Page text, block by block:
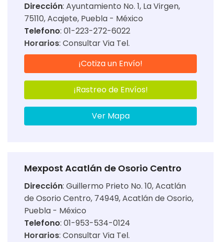
Dirección: Ayuntamiento No. 1, La Virgen,
75110, Acajete, Puebla - México
Telefono: 01-223-272-6022
Horarios: Consultar Via Tel.
¡Cotiza un Envío!
¡Rastreo de Envíos!
Ver Mapa
Mexpost Acatlán de Osorio Centro
Dirección: Guillermo Prieto No. 10, Acatlán
de Osorio Centro, 74949, Acatlán de Osorio,
Puebla - México
Telefono: 01-953-534-0124
Horarios: Consultar Via Tel.